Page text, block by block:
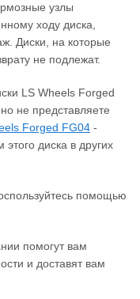
узлы
ходу диска,
Диски, на которые
не подлежат.
LS Wheels Forged
не представляете
Forged FG04 ‐
диска в других
помощью
помогут вам
и доставят вам